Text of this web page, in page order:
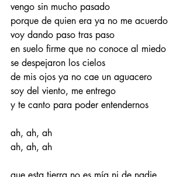
vengo sin mucho pasado
porque de quien era ya no me acuerdo
voy dando paso tras paso
en suelo firme que no conoce al miedo
se despejaron los cielos
de mis ojos ya no cae un aguacero
soy del viento, me entrego
y te canto para poder entendernos
ah, ah, ah
ah, ah, ah